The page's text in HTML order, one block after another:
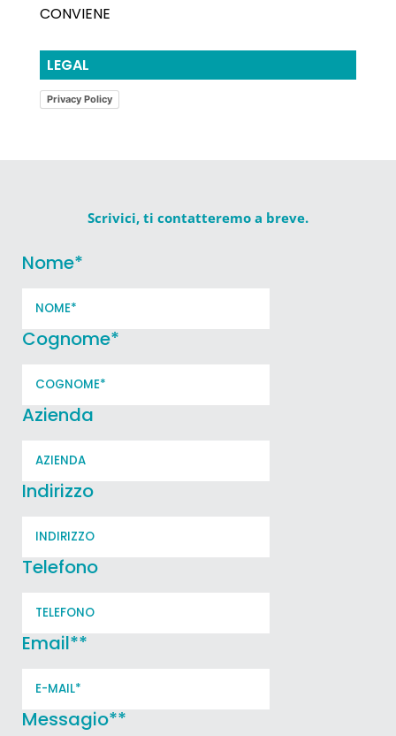
CONVIENE
LEGAL
Privacy Policy
Scrivici, ti contatteremo a breve.
Nome*
Cognome*
Azienda
Indirizzo
Telefono
Email**
Messagio**